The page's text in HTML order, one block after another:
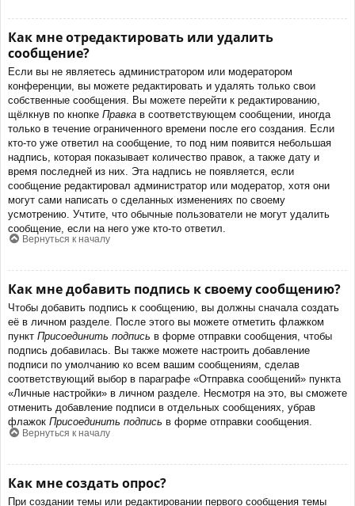
Как мне отредактировать или удалить
сообщение?
Если вы не являетесь администратором или модератором
конференции, вы можете редактировать и удалять только свои
собственные сообщения. Вы можете перейти к редактированию,
щёлкнув по кнопке Правка в соответствующем сообщении, иногда
только в течение ограниченного времени после его создания. Если
кто-то уже ответил на сообщение, то под ним появится небольшая
надпись, которая показывает количество правок, а также дату и
время последней из них. Эта надпись не появляется, если
сообщение редактировал администратор или модератор, хотя они
могут сами написать о сделанных изменениях по своему
усмотрению. Учтите, что обычные пользователи не могут удалить
сообщение, если на него уже кто-то ответил.
Вернуться к началу
Как мне добавить подпись к своему сообщению?
Чтобы добавить подпись к сообщению, вы должны сначала создать
её в личном разделе. После этого вы можете отметить флажком
пункт Присоединить подпись в форме отправки сообщения, чтобы
подпись добавилась. Вы также можете настроить добавление
подписи по умолчанию ко всем вашим сообщениям, сделав
соответствующий выбор в параграфе «Отправка сообщений» пункта
«Личные настройки» в личном разделе. Несмотря на это, вы сможете
отменить добавление подписи в отдельных сообщениях, убрав
флажок Присоединить подпись в форме отправки сообщения.
Вернуться к началу
Как мне создать опрос?
При создании темы или редактировании первого сообщения темы